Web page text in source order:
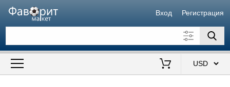
Вход Регистрация
Искать также в описании